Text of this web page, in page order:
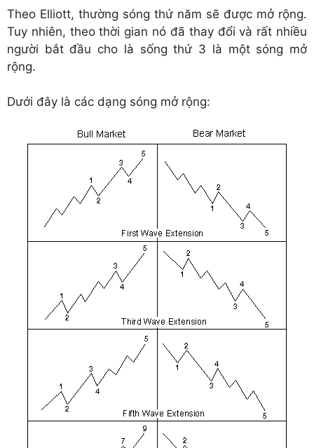
Theo Elliott, thường sóng thứ năm sẽ được mở rộng.
Tuy nhiên, theo thời gian nó đã thay đổi và rất nhiều
người bắt đầu cho là sống thứ 3 là một sóng mở
rộng.
Dưới đây là các dạng sóng mở rộng: